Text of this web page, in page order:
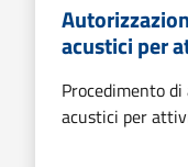
acustici per
Procedimento
acustici per